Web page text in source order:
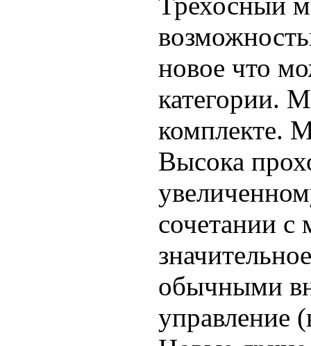
новое что
категории.
комплекте.
Высока
сочетании
обычными
управление